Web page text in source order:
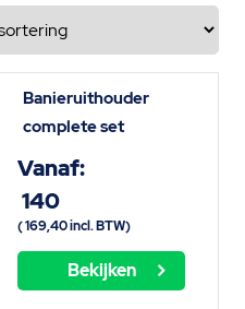
Banieruithouder
complete set
Vanaf:
140
(169,40incl. BTW)
Bekijken